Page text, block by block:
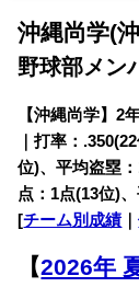
沖縄尚学(
野球部メン
【沖縄尚学】2
｜打率：
位)、平均盗塁
点：1点(13位)
[チーム別成績 ｜
【2026年